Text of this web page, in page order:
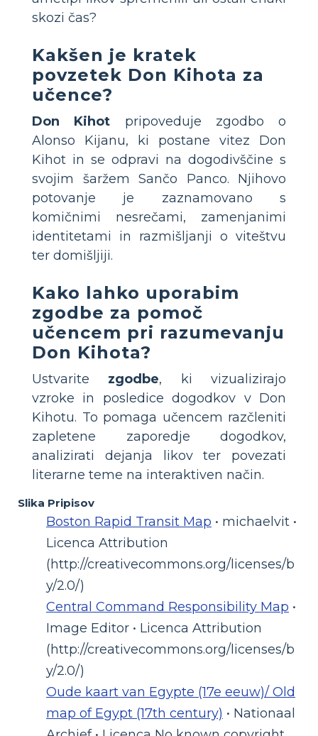
skozi čas?
Kakšen je kratek
povzetek Don Kihota za
učence?
Don Kihot pripoveduje zgodbo o
Alonso Kijanu, ki postane vitez Don
Kihot in se odpravi na dogodivščine s
svojim šaržem Sančo Panco. Njihovo
potovanje je zaznamovano s
komičnimi nesrečami, zamenjanimi
identitetami in razmišljanji o viteštvu
ter domišljiji.
Kako lahko uporabim
zgodbe za pomoč
učencem pri razumevanju
Don Kihota?
Ustvarite zgodbe, ki vizualizirajo
vzroke in posledice dogodkov v Don
Kihotu. To pomaga učencem razčleniti
zapletene zaporedje dogodkov,
analizirati dejanja likov ter povezati
literarne teme na interaktiven način.
Slika Pripisov
Boston Rapid Transit Map • michaelvit •
Licenca Attribution
(http://creativecommons.org/licenses/b
y/2.0/)
Central Command Responsibility Map •
Image Editor • Licenca Attribution
(http://creativecommons.org/licenses/b
y/2.0/)
Oude kaart van Egypte (17e eeuw)/ Old
map of Egypt (17th century) • Nationaal